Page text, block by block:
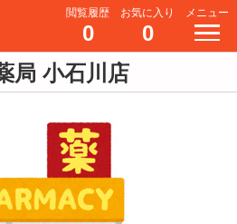
閲覧履歴
0
お気に入り
0
メニュー
局 小石川店